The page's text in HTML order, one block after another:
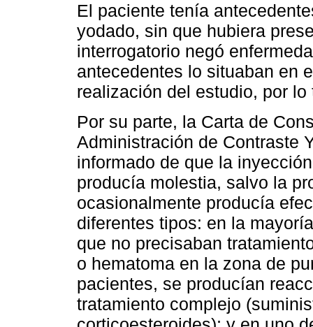
El paciente tenía
yodado, sin que hubiera
interrogatorio negó
antecedentes lo situaban en
realización del estudio, por
Por su parte, la Carta de
Administración de Contraste
informado de que la
producía molestia, salvo la
ocasionalmente producía
diferentes tipos: en la
que no precisaban
o hematoma en la zona de
pacientes, se producían
tratamiento complejo